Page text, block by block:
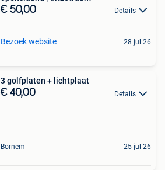
€ 50,00 Details
Bezoek website 28 jul 26
3 golfplaten + lichtplaat
€ 40,00 Details
Bornem 25 jul 26